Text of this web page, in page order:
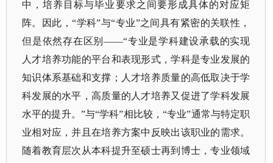
中，培养目标与毕业要求之间要形成具体的对应矩
阵。因此，“学科”与“专业”之间具有紧密的关联性，
但是依然存在区别——“专业是学科建设承载的实现
人才培养功能的平台和表现形式，学科是专业发展的
知识体系基础和支撑；人才培养质量的高低取决于学
科发展的水平，高质量的人才培养又促进了学科发展
水平的提升。”与“学科”相比较，“专业”通常与特定职
业相对应，并且在培养方案中反映出该职业的需求。
随着教育层次从本科提升至硕士再到博士，专业领域